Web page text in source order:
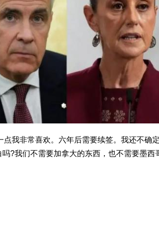
点我非常喜欢。六年后需要续签。我还不确
吗?我们不需要加拿大的东西，也不需要墨